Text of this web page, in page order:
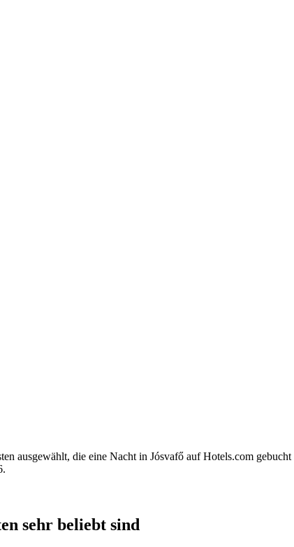
ausgewählt, die eine Nacht in Jósvafő auf Hotels.com
.
sehr beliebt sind